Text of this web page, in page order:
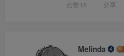
点赞 16 分享
Melinda